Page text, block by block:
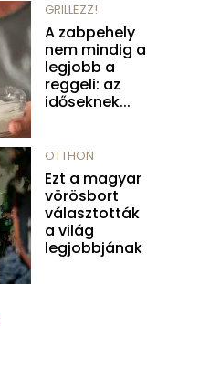
GRILLEZZ!
A zabpehely
nem mindig a
legjobb a
reggeli: az
időseknek...
OTTHON
Ezt a magyar
vörösbort
választották
a világ
legjobbjának